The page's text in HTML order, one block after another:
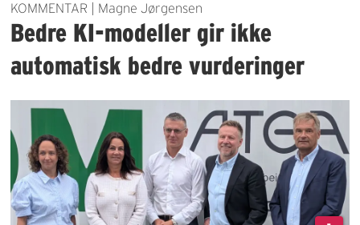
KOMMENTAR | Magne Jørgensen
Bedre KI-modeller gir ikke
automatisk bedre vurderinger